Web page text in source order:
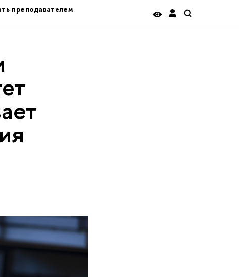
преподавателем